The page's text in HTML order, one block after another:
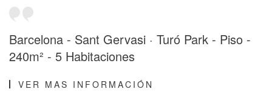
Barcelona - Sant Gervasi · Turó Park - Piso -
240m² - 5 Habitaciones
VER MAS INFORMACIÓN